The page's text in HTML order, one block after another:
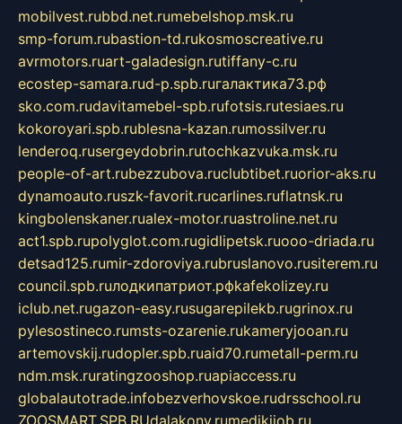
mobilvest.rubbd.net.rumebelshop.msk.ru
smp-forum.rubastion-td.rukosmoscreative.ru
avrmotors.ruart-galadesign.rutiffany-c.ru
ecostep-samara.rud-p.spb.ruгалактика73.рф
sko.com.rudavitamebel-spb.rufotsis.rutesiaes.ru
kokoroyari.spb.rublesna-kazan.rumossilver.ru
lenderoq.rusergeydobrin.rutochkazvuka.msk.ru
people-of-art.rubezzubova.ruclubtibet.ruorior-aks.ru
dynamoauto.ruszk-favorit.rucarlines.ruflatnsk.ru
kingbolenskaner.rualex-motor.ruastroline.net.ru
act1.spb.rupolyglot.com.rugidlipetsk.ruooo-driada.ru
detsad125.rumir-zdoroviya.rubruslanovo.rusiterem.ru
council.spb.ruлодкипатриот.рфkafekolizey.ru
iclub.net.rugazon-easy.rusugarepilekb.rugrinox.ru
pylesostineco.rumsts-ozarenie.rukameryjooan.ru
artemovskij.rudopler.spb.ruaid70.rumetall-perm.ru
ndm.msk.ruratingzooshop.ruapiaccess.ru
globalautotrade.infobezverhovskoe.rudrsschool.ru
ZOOSMART.SPB.RUdalakony.rumedikijob.ru